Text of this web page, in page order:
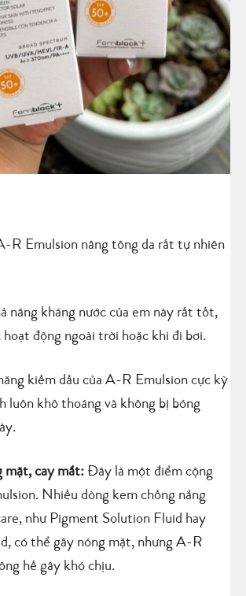
R Emulsion nâng tông da rất tự nhiên
năng kháng nước của em này rất tốt,
hoạt động ngoài trời hoặc khi đi bơi.
kiềm dầu của A-R Emulsion cực kỳ
luôn khô thoáng và không bị bóng
mặt, cay mắt: Đây là một điểm cộng
Nhiều dòng kem chống nắng
như Pigment Solution Fluid hay
có thể gây nóng mặt, nhưng A-R
hề gây khó chịu.